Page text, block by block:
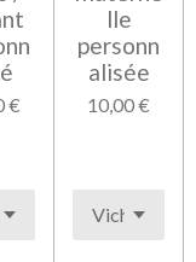
€
lle
personn
alisée
10,00 €